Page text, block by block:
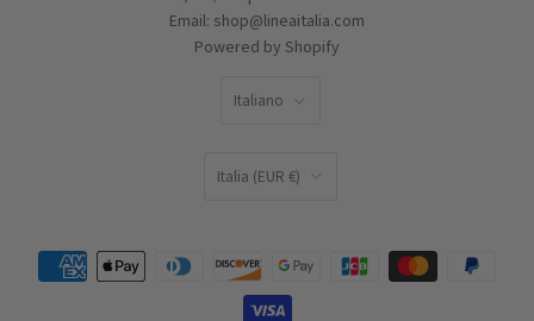
Email: shop@lineaitalia.com
Powered by Shopify
LINGUA
Italiano
PAESE
Italia (EUR €)